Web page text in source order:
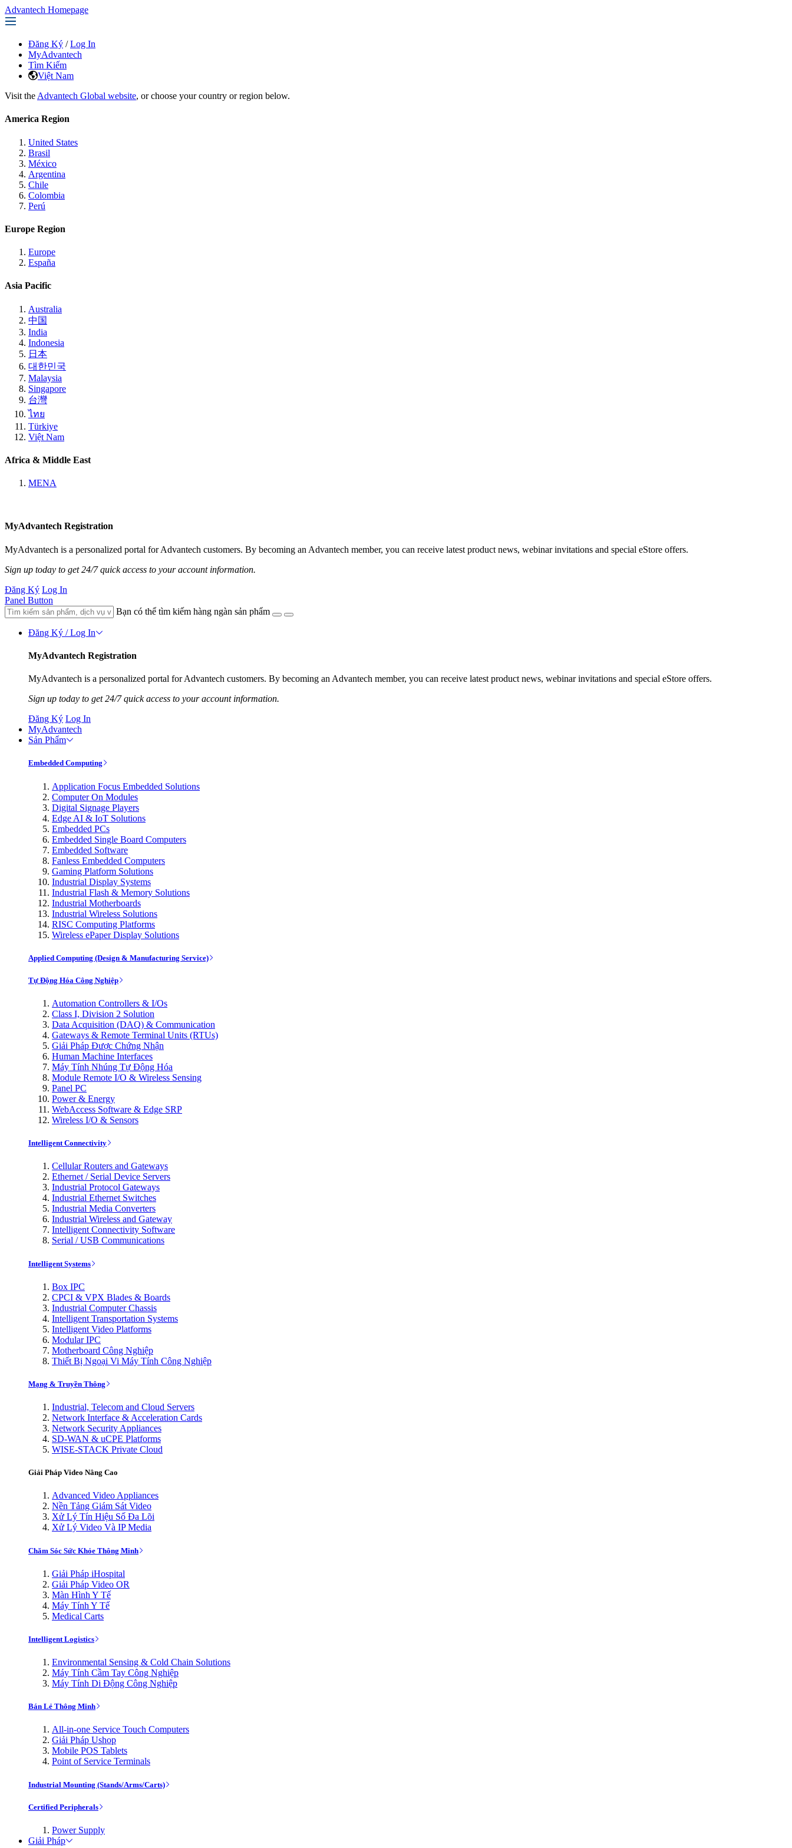
Advantech Homepage
Đăng Ký / Log In
MyAdvantech
Tìm Kiếm
Việt Nam
Visit the Advantech Global website, or choose your country or region below.
America Region
United States
Brasil
México
Argentina
Chile
Colombia
Perú
Europe Region
Europe
España
Asia Pacific
Australia
中国
India
Indonesia
日本
대한민국
Malaysia
Singapore
台灣
ไทย
Türkiye
Việt Nam
Africa & Middle East
MENA
MyAdvantech Registration
MyAdvantech is a personalized portal for Advantech customers. By becoming an Advantech member, you can receive latest product news, webinar invitations and special eStore offers.
Sign up today to get 24/7 quick access to your account information.
Đăng Ký Log In
Panel Button
Bạn có thể tìm kiếm hàng ngàn sản phẩm
Đăng Ký / Log In
MyAdvantech Registration
MyAdvantech is a personalized portal for Advantech customers. By becoming an Advantech member, you can receive latest product news, webinar invitations and special eStore offers.
Sign up today to get 24/7 quick access to your account information.
Đăng Ký Log In
MyAdvantech
Sản Phẩm
Embedded Computing
Application Focus Embedded Solutions
Computer On Modules
Digital Signage Players
Edge AI & IoT Solutions
Embedded PCs
Embedded Single Board Computers
Embedded Software
Fanless Embedded Computers
Gaming Platform Solutions
Industrial Display Systems
Industrial Flash & Memory Solutions
Industrial Motherboards
Industrial Wireless Solutions
RISC Computing Platforms
Wireless ePaper Display Solutions
Applied Computing (Design & Manufacturing Service)
Tự Động Hóa Công Nghiệp
Automation Controllers & I/Os
Class I, Division 2 Solution
Data Acquisition (DAQ) & Communication
Gateways & Remote Terminal Units (RTUs)
Giải Pháp Được Chứng Nhận
Human Machine Interfaces
Máy Tính Nhúng Tự Động Hóa
Module Remote I/O & Wireless Sensing
Panel PC
Power & Energy
WebAccess Software & Edge SRP
Wireless I/O & Sensors
Intelligent Connectivity
Cellular Routers and Gateways
Ethernet / Serial Device Servers
Industrial Protocol Gateways
Industrial Ethernet Switches
Industrial Media Converters
Industrial Wireless and Gateway
Intelligent Connectivity Software
Serial / USB Communications
Intelligent Systems
Box IPC
CPCI & VPX Blades & Boards
Industrial Computer Chassis
Intelligent Transportation Systems
Intelligent Video Platforms
Modular IPC
Motherboard Công Nghiệp
Thiết Bị Ngoại Vi Máy Tính Công Nghiệp
Mạng & Truyền Thông
Industrial, Telecom and Cloud Servers
Network Interface & Acceleration Cards
Network Security Appliances
SD-WAN & uCPE Platforms
WISE-STACK Private Cloud
Giải Pháp Video Nâng Cao
Advanced Video Appliances
Nền Tảng Giám Sát Video
Xử Lý Tín Hiệu Số Đa Lõi
Xử Lý Video Và IP Media
Chăm Sóc Sức Khỏe Thông Minh
Giải Pháp iHospital
Giải Pháp Video OR
Màn Hình Y Tế
Máy Tính Y Tế
Medical Carts
Intelligent Logistics
Environmental Sensing & Cold Chain Solutions
Máy Tính Cầm Tay Công Nghiệp
Máy Tính Di Động Công Nghiệp
Bán Lẻ Thông Minh
All-in-one Service Touch Computers
Giải Pháp Ushop
Mobile POS Tablets
Point of Service Terminals
Industrial Mounting (Stands/Arms/Carts)
Certified Peripherals
Power Supply
Giải Pháp